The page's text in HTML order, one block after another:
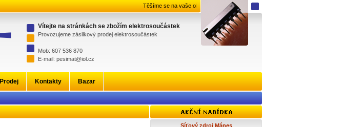
Těšíme se na vaše objednávky.
Vítejte na stránkách se zbožím elektrosoučástek
Provozujeme zásilkový prodej elektrosoučástek
Mob: 607 536 870
E-mail: pesimat@iol.cz
Prodej Kontakty Bazar
Síťový zdroj Mánes